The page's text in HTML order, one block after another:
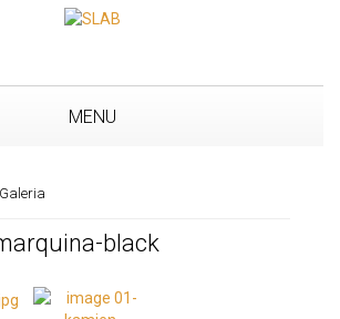
MENU
Galeria
black